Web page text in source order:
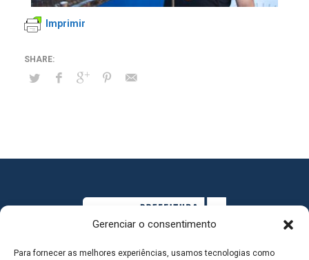
Gerenciar o consentimento
Para fornecer as melhores experiências, usamos tecnologias como
Imprimir